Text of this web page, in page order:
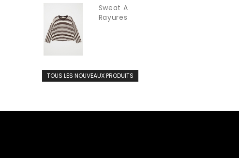
Sweat A
Rayures
TOUS LES NOUVEAUX PRODUITS